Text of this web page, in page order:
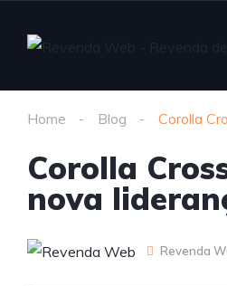
Home Blog Corolla
Corolla
nova
Revenda